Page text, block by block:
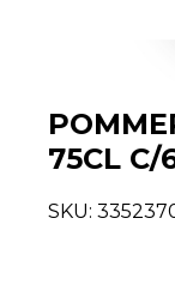
75CL C/
SKU: